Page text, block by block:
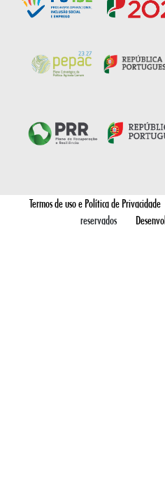
Termos de uso e Política de Privacidade
reservados